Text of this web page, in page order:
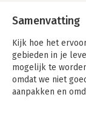
Samenvatting
Kijk hoe het
gebieden in je
mogelijk te
omdat we niet
aanpakken en